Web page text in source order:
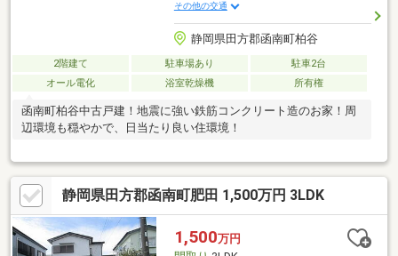
その他の交通
静岡県田方郡函南町柏谷
2階建て 駐車場あり
駐車2台
オール電化
浴室乾燥機 所有権
函南町柏谷中古戸建！地震に強い鉄筋コンクリート造のお家！周
辺環境も穏やかで、日当たり良い住環境！
静岡県田方郡函南町肥田 1,500万円 3LDK
1,500万円